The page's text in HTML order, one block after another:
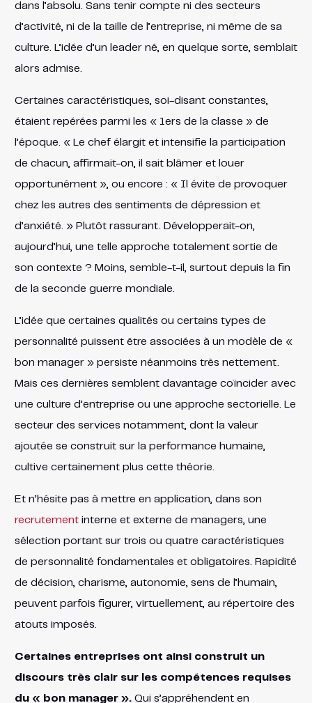
dans l’absolu. Sans tenir compte ni des secteurs
d’activité, ni de la taille de l’entreprise, ni même de sa
culture. L’idée d’un leader né, en quelque sorte, semblait
alors admise.
Certaines caractéristiques, soi-disant constantes,
étaient repérées parmi les « 1ers de la classe » de
l’époque. « Le chef élargit et intensifie la participation
de chacun, affirmait-on, il sait blâmer et louer
opportunément », ou encore : « Il évite de provoquer
chez les autres des sentiments de dépression et
d’anxiété. » Plutôt rassurant. Développerait-on,
aujourd’hui, une telle approche totalement sortie de
son contexte ? Moins, semble-t-il, surtout depuis la fin
de la seconde guerre mondiale.
L’idée que certaines qualités ou certains types de
personnalité puissent être associées à un modèle de «
bon manager » persiste néanmoins très nettement.
Mais ces dernières semblent davantage coïncider avec
une culture d’entreprise ou une approche sectorielle. Le
secteur des services notamment, dont la valeur
ajoutée se construit sur la performance humaine,
cultive certainement plus cette théorie.
Et n’hésite pas à mettre en application, dans son
recrutementinterne et externe de managers, une
sélection portant sur trois ou quatre caractéristiques
de personnalité fondamentales et obligatoires. Rapidité
de décision, charisme, autonomie, sens de l’humain,
peuvent parfois figurer, virtuellement, au répertoire des
atouts imposés.
Certaines entreprises ont ainsi construit un
discours très clair sur les compétences requises
du « bon manager ».Qui s’appréhendent en